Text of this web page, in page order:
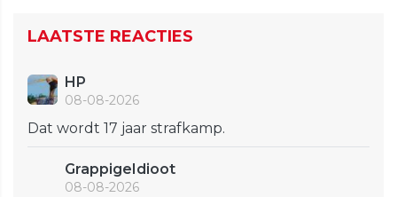
LAATSTE REACTIES
HP
08-08-2026
Dat wordt 17 jaar strafkamp.
GrappigeIdioot
08-08-2026